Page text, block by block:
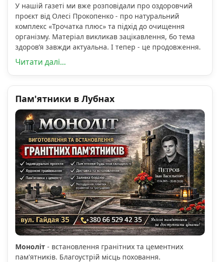
У нашій газеті ми вже розповідали про оздоровчий
проєкт від Олесі Прокопенко - про натуральний
комплекс «Трочатка плюс» та підхід до очищення
організму. Матеріал викликав зацікавлення, бо тема
здоров’я завжди актуальна. І тепер - це продовження.
Читати далі...
Пам'ятники в Лубнах
Моноліт - встановлення гранітних та цементних
пам'ятників. Благоустрій місць поховання.